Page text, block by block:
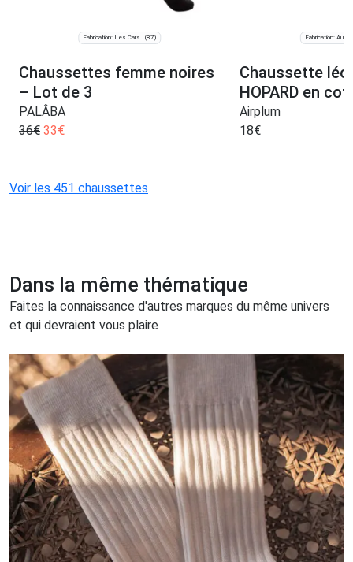
Fabrication: Les Cars (87)
Chaussettes femme noires
– Lot de 3
PALÂBA
36€ 33€
Fabrication:
Chaussette
HOPARD en
Airplum
18€
Voir les 451 chaussettes
Dans la même thématique
Faites la connaissance d'autres marques du même univers
et qui devraient vous plaire